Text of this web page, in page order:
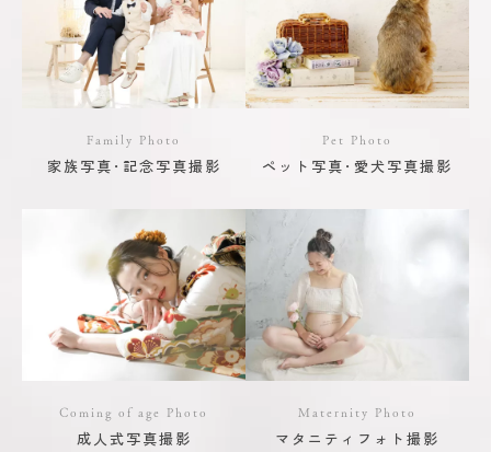
Family Photo
家族写真･記念写真撮影
Pet Photo
ペット写真･愛犬写真撮影
Coming of age Photo
成人式写真撮影
Maternity Photo
マタニティフォト撮影